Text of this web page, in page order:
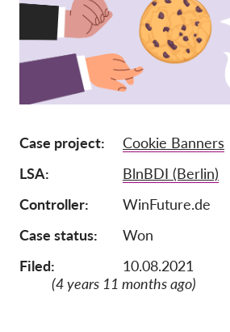
Afiliación
Donaciones
Tax
Sobre nosotros
Equipo
Preguntas
Empleos
Case project
Cookie Banners
LSA
BlnBDI (Berlin)
Controller
WinFuture.de
Case status
Won
Filed:
10.08.2021
(4 years 11 months ago)